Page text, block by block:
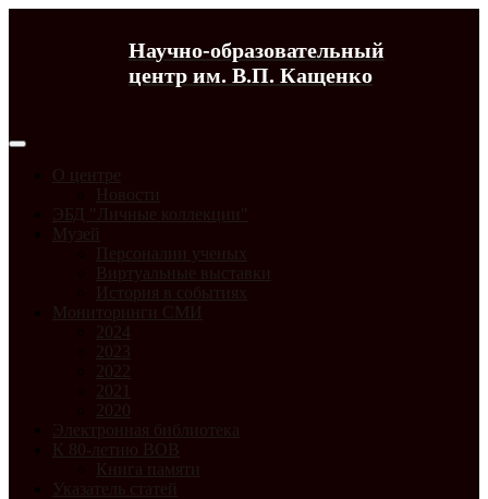
Научно-образовательный
центр им. В.П. Кащенко
О центре
Новости
ЭБД "Личные коллекции"
Музей
Персоналии ученых
Виртуальные выставки
История в событиях
Мониторинги СМИ
2024
2023
2022
2021
2020
Электронная библиотека
К 80-летию ВОВ
Книга памяти
Указатель статей